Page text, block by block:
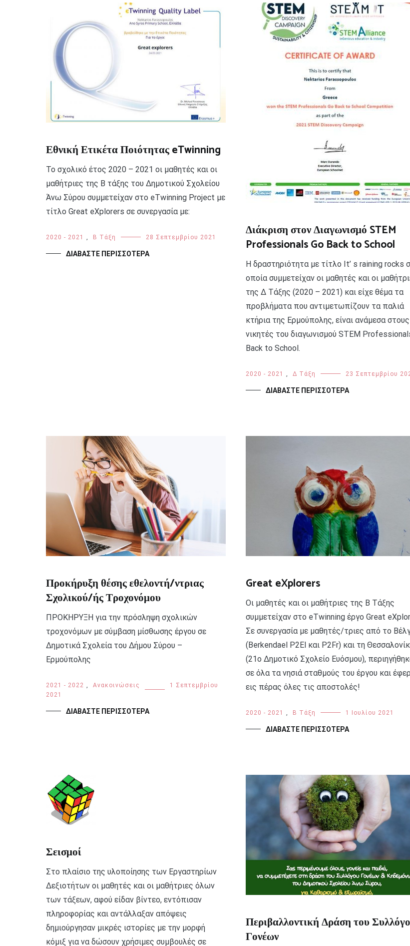
Εθνική Ετικέτα Ποιότητας eTwinning
Το σχολικό έτος 2020 – 2021 οι μαθητές και οι
μαθήτριες της Β τάξης του Δημοτικού Σχολείου
Άνω Σύρου συμμετείχαν στο eTwinning Project με
τίτλο Great eXplorers σε συνεργασία με:
2020 - 2021 , Β Τάξη 28 Σεπτεμβρίου 2021
ΔΙΑΒΆΣΤΕ ΠΕΡΙΣΣΌΤΕΡΑ
Διάκριση στον Διαγωνισμό STEM
Professionals Go Back to School
Η δραστηριότητα με τίτλο It’ s raining rocks
οποία συμμετείχαν οι μαθητές και οι
της Δ Τάξης (2020 – 2021) και είχε θέμα τα
προβλήματα που αντιμετωπίζουν τα παλιά
κτήρια της Ερμούπολης, είναι ανάμεσα στους
νικητές του διαγωνισμού STEM
Back to School.
2020 - 2021 , Δ Τάξη 23 Σεπτεμβρίου
ΔΙΑΒΆΣΤΕ ΠΕΡΙΣΣΌΤΕΡΑ
Προκήρυξη θέσης εθελοντή/ντριας
Σχολικού/ής Τροχονόμου
ΠΡΟΚΗΡΥΞΗ για την πρόσληψη σχολικών
τροχονόμων με σύμβαση μίσθωσης έργου σε
Δημοτικά Σχολεία του Δήμου Σύρου –
Ερμούπολης
2021 - 2022 Ανακοινώσεις
1 Σεπτεμβρίου
2021
ΔΙΑΒΆΣΤΕ ΠΕΡΙΣΣΌΤΕΡΑ
Great eXplorers
Οι μαθητές και οι μαθήτριες της Β Τάξης
συμμετείχαν στο eTwinning έργο Great
Σε συνεργασία με μαθητές/τριες από το
(Berkendael P2El και P2Fr) και τη
(21o Δημοτικό Σχολείο Ευόσμου),
σε όλα τα νησιά σταθμούς του έργου και
εις πέρας όλες τις αποστολές!
2020 - 2021 , Β Τάξη 1 Ιουλίου 2021
ΔΙΑΒΆΣΤΕ ΠΕΡΙΣΣΌΤΕΡΑ
Σεισμοί
Στο πλαίσιο της υλοποίησης των Εργαστηρίων
Δεξιοτήτων οι μαθητές και οι μαθήτριες όλων
των τάξεων, αφού είδαν βίντεο, εντόπισαν
πληροφορίας και αντάλλαξαν απόψεις
δημιούργησαν μικρές ιστορίες με την μορφή
κόμιξ για να δώσουν χρήσιμες συμβουλές σε
Περιβαλλοντική Δράση του
Γονέων